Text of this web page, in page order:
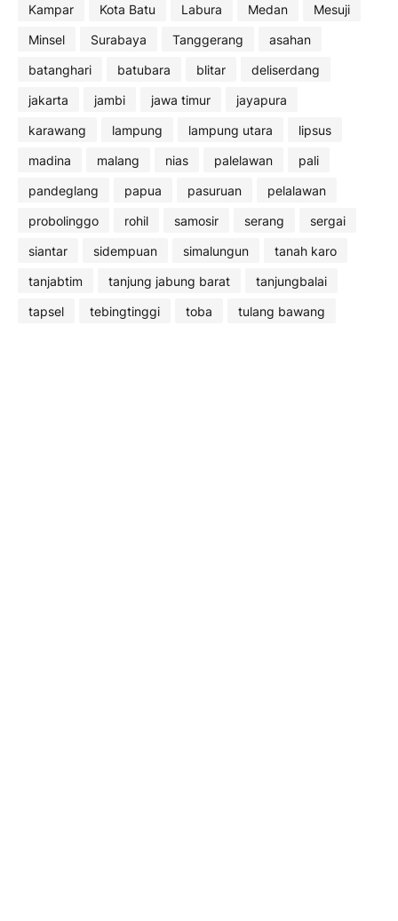
Kampar
Kota Batu Labura Medan
Mesuji
Minsel
Surabaya Tanggerang
asahan
batanghari
batubara blitar
deliserdang
jakarta
jambi jawa timur
jayapura
karawang
lampung lampung utara
lipsus
madina
malang nias palelawan
pali
pandeglang
papua pasuruan
pelalawan
probolinggo
rohil samosir serang
sergai
siantar
sidempuan simalungun
tanah karo
tanjabtim
tanjung jabung barat
tanjungbalai
tapsel
tebingtinggi toba tulang bawang